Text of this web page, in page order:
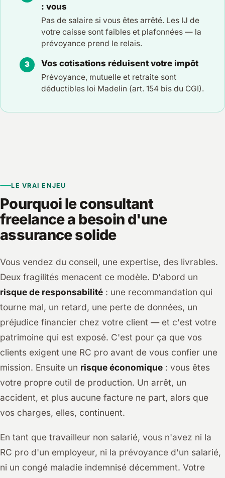
: vous
Pas de salaire si vous êtes arrêté. Les IJ de
votre caisse sont faibles et plafonnées — la
prévoyance prend le relais.
Vos cotisations réduisent votre impôt
Prévoyance, mutuelle et retraite sont
déductibles loi Madelin (art. 154 bis du CGI).
LE VRAI ENJEU
Pourquoi le consultant
freelance a besoin d'une
assurance solide
Vous vendez du conseil, une expertise, des livrables.
Deux fragilités menacent ce modèle. D'abord un
risque de responsabilité : une recommandation qui
tourne mal, un retard, une perte de données, un
préjudice financier chez votre client — et c'est votre
patrimoine qui est exposé. C'est pour ça que vos
clients exigent une RC pro avant de vous confier une
mission. Ensuite un risque économique : vous êtes
votre propre outil de production. Un arrêt, un
accident, et plus aucune facture ne part, alors que
vos charges, elles, continuent.
En tant que travailleur non salarié, vous n'avez ni la
RC pro d'un employeur, ni la prévoyance d'un salarié,
ni un congé maladie indemnisé décemment. Votre